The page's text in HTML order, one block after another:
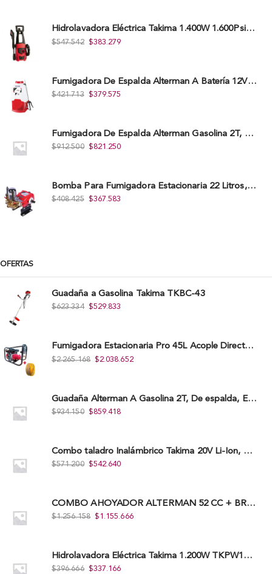
Hidrolavadora Eléctrica Takima 1.400W 1.600Psi, Tkepw-1600-A.
$547.542 $383.279
Fumigadora De Espalda Alterman A Baterí­a 12V/12Ah, 20Litros, Xkes20.
$421.713 $379.575
Fumigadora De Espalda Alterman Gasolina 2T, 26 Cc, Bomba Nylon Libre Mantenimiento, Tf900-A.
$912.500 $821.250
Bomba Para Fumigadora Estacionaria 22 Litros, Xp22-I.
$408.425 $367.583
OFERTAS
Guadaña a Gasolina Takima TKBC-43
$623.334 $529.833
Fumigadora Estacionaria Pro 45L Acople Directo con Accesorios
$2.265.168 $2.038.652
Guadaña Alterman A Gasolina 2T, De espalda, Eje Flexible, 43Cc, Xbc43B-I
$934.150 $859.418
Combo taladro Inalámbrico Takima 20V Li-Ion, Tklcd-20. + Polichadora Takima 7″ 1.200W, Tksp-180-D.
$571.200 $542.640
COMBO AHOYADOR ALTERMAN 52 CC + BROCA DE 20 CM X 80 CM + BROCA DE 15 CM X 80 CM
$1.256.158 $1.155.666
Hidrolavadora Eléctrica Takima 1.200W TKPW1200-13
$396.666 $337.166